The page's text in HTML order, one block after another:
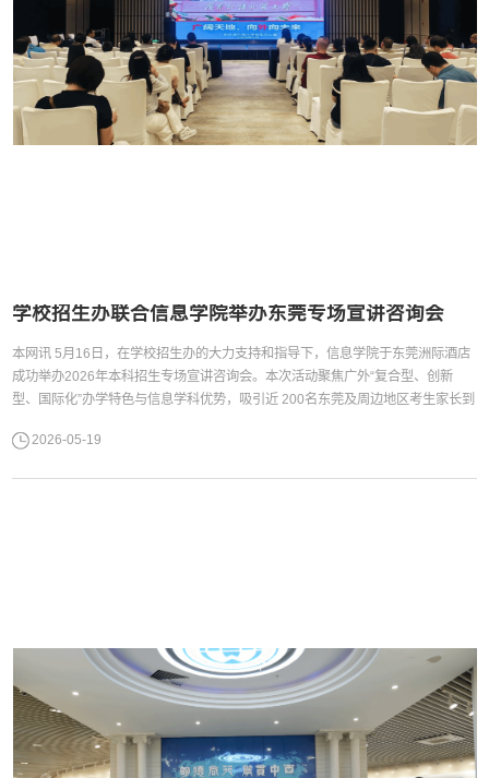
学校招生办联合信息学院举办东莞专场宣讲咨询会
本网讯 5月16日，在学校招生办的大力支持和指导下，信息学院于东莞洲际酒店
成功举办2026年本科招生专场宣讲咨询会。本次活动聚焦广外“复合型、创新
型、国际化”办学特色与信息学科优势，吸引近 200名东莞及周边地区考生家长到
会上，教务部部长、招生办主任陈金诗教授率先介绍，全面梳理了学校办学底蕴
2026-05-19